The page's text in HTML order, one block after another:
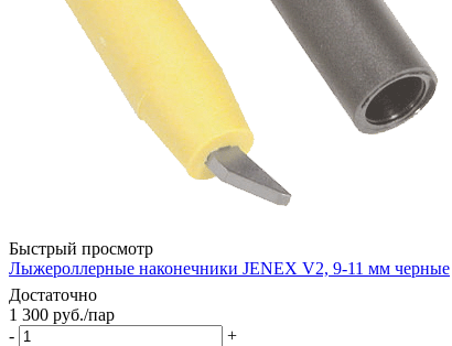
Быстрый просмотр
Лыжероллерные наконечники JENEX V2, 9-11 мм черные
Достаточно
1 300 руб./пар
-
+